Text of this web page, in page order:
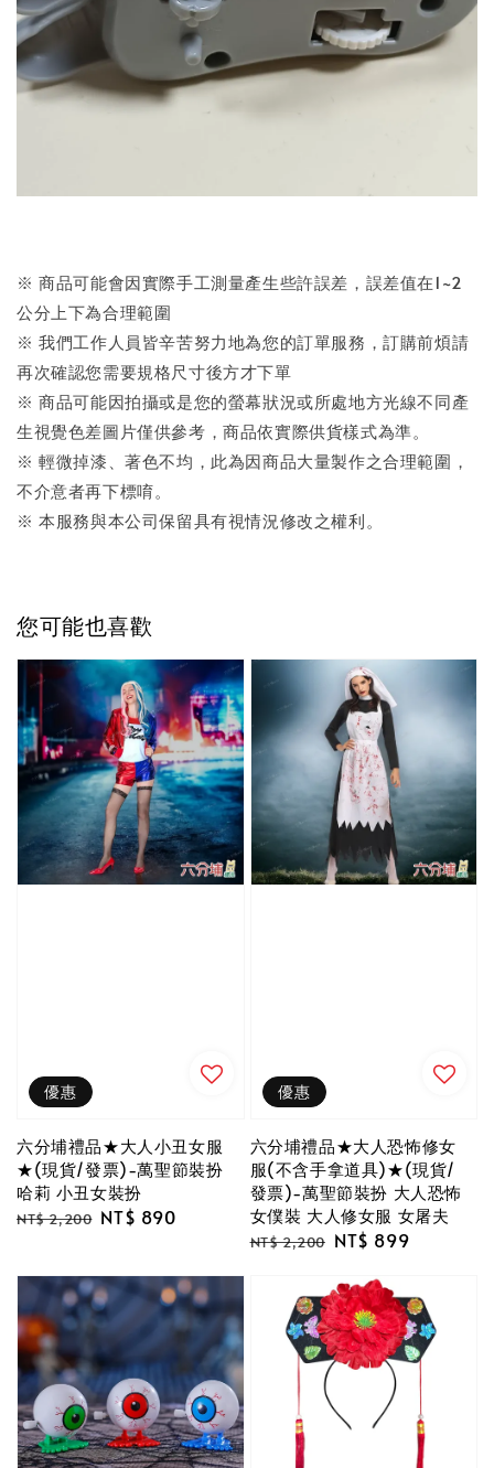
※ 商品可能會因實際手工測量產生些許誤差，誤差值在1~2
公分上下為合理範圍
※ 我們工作人員皆辛苦努力地為您的訂單服務，訂購前煩請
再次確認您需要規格尺寸後方才下單
※ 商品可能因拍攝或是您的螢幕狀況或所處地方光線不同產
生視覺色差圖片僅供參考，商品依實際供貨樣式為準。
※ 輕微掉漆、著色不均，此為因商品大量製作之合理範圍，
不介意者再下標唷。
※ 本服務與本公司保留具有視情況修改之權利。
您可能也喜歡
優惠
六分埔禮品★大人小丑女服
★(現貨/發票)-萬聖節裝扮
哈莉 小丑女裝扮
Regular
NT$ 2,200 Sale
NT$ 890
優惠
六分埔禮品★大人恐怖修女
服(不含手拿道具)★(現貨/
發票)-萬聖節裝扮 大人恐怖
女僕裝 大人修女服 女屠夫
Regular
NT$ 2,200 Sale
NT$ 899